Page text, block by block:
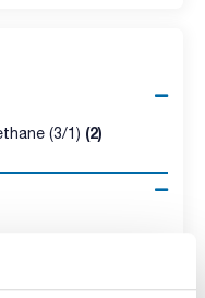
0]
(3/1) (2)